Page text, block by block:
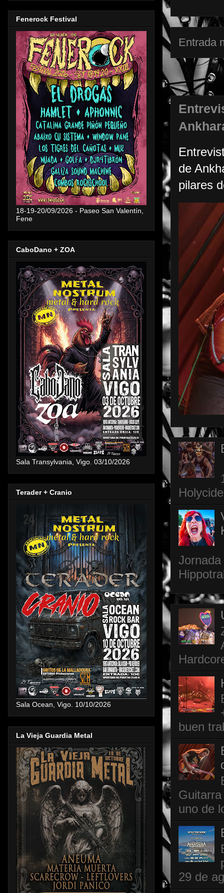
Entrada
de
pilares
buen
uno de
29 de
Fenerock Festival
18-19-20/09/2026 - Paseo San Valentín,
Fene
CaboDano + ZOA
Sala Transylvania, Vigo. 03/10/2026
Terader + Cranio
Sala Ocean, Vigo. 10/10/2026
La Vieja Guardia Metal